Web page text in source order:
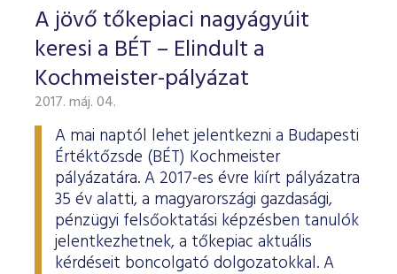
A jövő tőkepiaci nagyágyúit
keresi a BÉT – Elindult a
Kochmeister-pályázat
2017. máj. 04.
A mai naptól lehet jelentkezni a Budapesti
Értéktőzsde (BÉT) Kochmeister
pályázatára. A 2017-es évre kiírt pályázatra
35 év alatti, a magyarországi gazdasági,
pénzügyi felsőoktatási képzésben tanulók
jelentkezhetnek, a tőkepiac aktuális
kérdéseit boncolgató dolgozatokkal. A